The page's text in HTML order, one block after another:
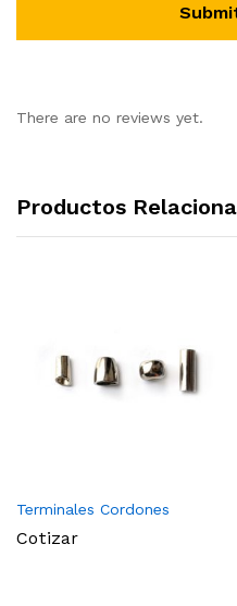
There are no reviews yet.
Productos
Terminales Cordones
Cotizar